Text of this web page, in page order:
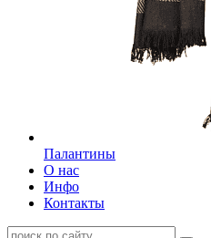
Палантины
О нас
Инфо
Контакты